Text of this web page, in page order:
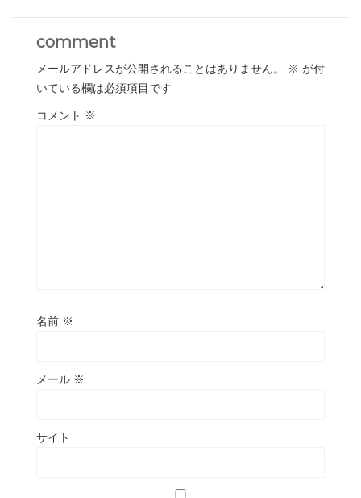
comment
メールアドレスが公開されることはありません。 ※ が付
いている欄は必須項目です
コメント ※
名前 ※
メール ※
サイト